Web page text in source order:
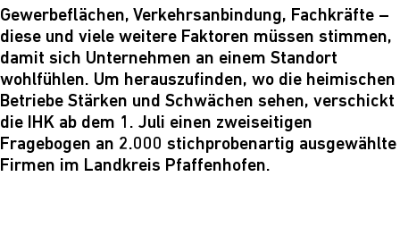
Gewerbeflächen, Verkehrsanbindung, Fachkräfte –
diese und viele weitere Faktoren müssen stimmen,
damit sich Unternehmen an einem Standort
wohlfühlen. Um herauszufinden, wo die heimischen
Betriebe Stärken und Schwächen sehen, verschickt
die IHK ab dem 1. Juli einen zweiseitigen
Fragebogen an 2.000 stichprobenartig ausgewählte
Firmen im Landkreis Pfaffenhofen.